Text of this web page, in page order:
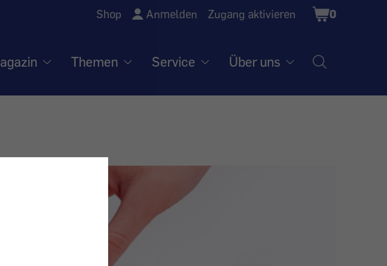
Shop Anmelden Zugang aktivieren
Shopping
Cart
0
Themen Service Über uns